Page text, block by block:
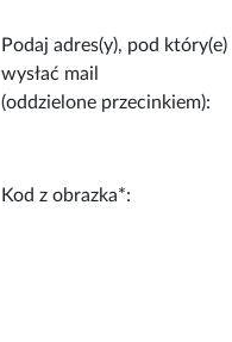
Podaj adres(y), pod który(e)
wysłać mail
(oddzielone przecinkiem):
Kod z obrazka*: